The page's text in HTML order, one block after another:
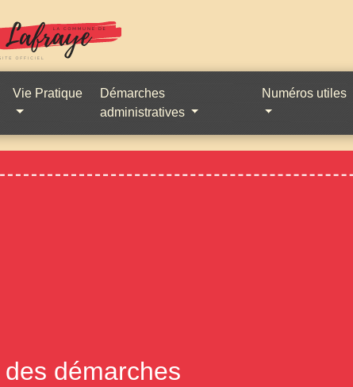
Vie Pratique
Démarches
administratives
Numéros utiles
démarches